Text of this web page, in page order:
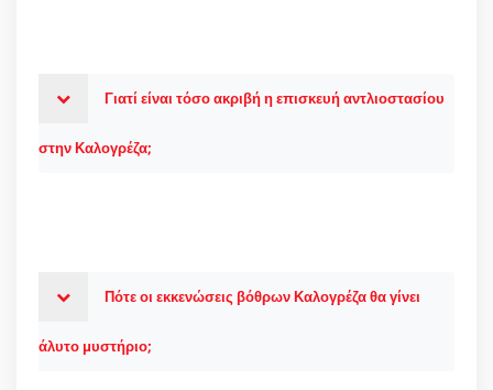
Γιατί είναι τόσο ακριβή η επισκευή αντλιοστασίου
στην Καλογρέζα;
Πότε οι εκκενώσεις βόθρων Καλογρέζα θα γίνει
άλυτο μυστήριο;